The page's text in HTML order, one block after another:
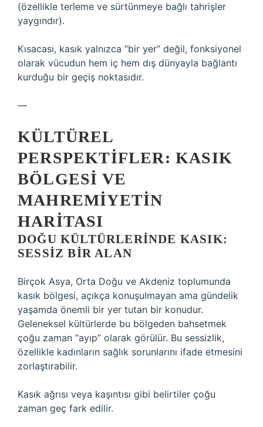
(özellikle terleme ve sürtünmeye bağlı tahrişler
yaygındır).
Kısacası, kasık yalnızca “bir yer” değil, fonksiyonel
olarak vücudun hem iç hem dış dünyayla bağlantı
kurduğu bir geçiş noktasıdır.
—
KÜLTÜREL
PERSPEKTIFLER: KASIK
BÖLGESI VE
MAHREMIYETIN
HARITASI
DOĞU KÜLTÜRLERINDE KASIK:
SESSIZ BIR ALAN
Birçok Asya, Orta Doğu ve Akdeniz toplumunda
kasık bölgesi, açıkça konuşulmayan ama gündelik
yaşamda önemli bir yer tutan bir konudur.
Geleneksel kültürlerde bu bölgeden bahsetmek
çoğu zaman “ayıp” olarak görülür. Bu sessizlik,
özellikle kadınların sağlık sorunlarını ifade etmesini
zorlaştırabilir.
Kasık ağrısı veya kaşıntısı gibi belirtiler çoğu
zaman geç fark edilir.